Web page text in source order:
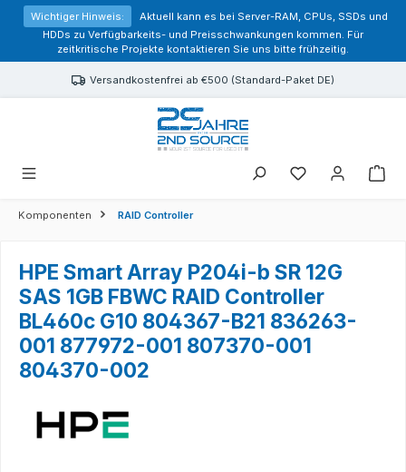
springen
Wichtiger Hinweis:
Aktuell kann es bei Server-RAM, CPUs, SSDs und
HDDs zu Verfügbarkeits- und Preisschwankungen kommen. Für
zeitkritische Projekte kontaktieren Sie uns bitte frühzeitig.
Versandkostenfrei ab €500 (Standard-Paket DE)
Sie haben 0
Komponenten RAID Controller
HPE Smart Array P204i-b SR 12G
SAS 1GB FBWC RAID Controller
BL460c G10 804367-B21 836263-
001 877972-001 807370-001
804370-002